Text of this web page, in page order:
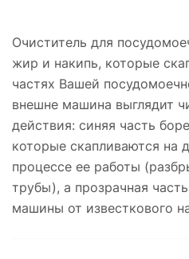
Очиститель для
жир и накипь, которые
частях Вашей
внешне машина выглядит
действия: синяя часть
которые скапливаются на
процессе ее работы
трубы), а прозрачная
машины от известкового